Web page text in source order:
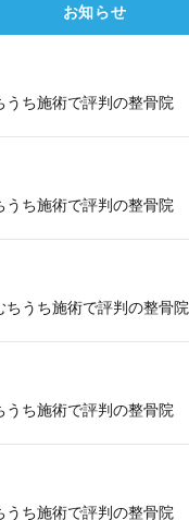
お知らせ
うち施術で評判の整骨院
うち施術で評判の整骨院
ちうち施術で評判の整骨院
うち施術で評判の整骨院
うち施術で評判の整骨院